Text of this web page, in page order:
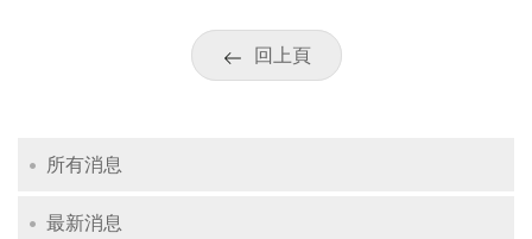
回上頁
所有消息
最新消息